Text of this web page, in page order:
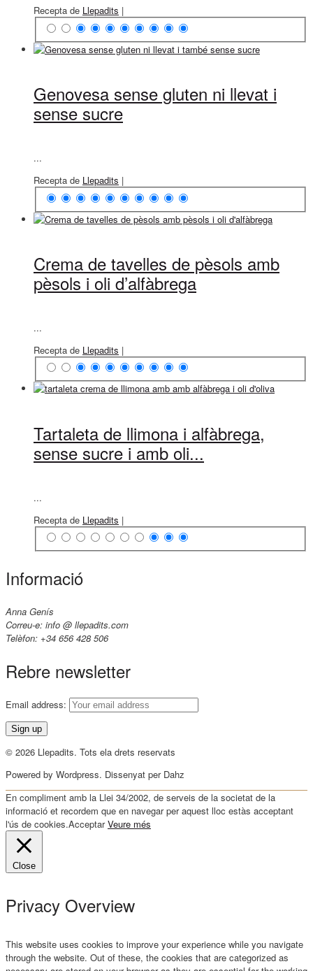
Recepta de Llepadits |
Genovesa sense gluten ni llevat i
sense sucre
...
Recepta de Llepadits |
Crema de tavelles de pèsols amb
pèsols i oli d’alfàbrega
...
Recepta de Llepadits |
Tartaleta de llimona i alfàbrega,
sense sucre i amb oli...
...
Recepta de Llepadits |
Informació
Anna Genís
Correu-e: info @ llepadits.com
Telèfon: +34 656 428 506
Rebre newsletter
Email address:
© 2026 Llepadits. Tots ela drets reservats
Powered by Wordpress. Dissenyat per Dahz
En compliment amb la Llei 34/2002, de serveis de la societat de la
informació et recordem que en navegar per aquest lloc estàs acceptant
l'ús de cookies.Acceptar Veure més
Close
Privacy Overview
This website uses cookies to improve your experience while you navigate
through the website. Out of these, the cookies that are categorized as